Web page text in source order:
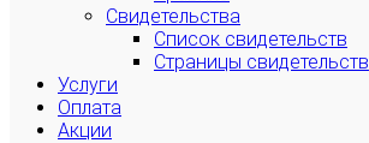
Свидетельства
Список свидетельств
Страницы свидетельств
Услуги
Оплата
Акции